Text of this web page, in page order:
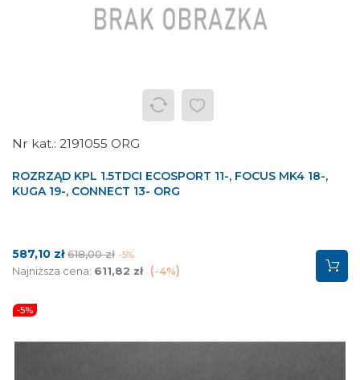
2191055 ORG
ROZRZĄD KPL 1.5TDCI ECOSPORT 11-, FOCUS MK4 18-,
KUGA 19-, CONNECT 13- ORG
Cena
587,10 zł Cena
podstawowa
618,00 zł -5%
Najniższa cena: 611,82 zł -4%
-5%